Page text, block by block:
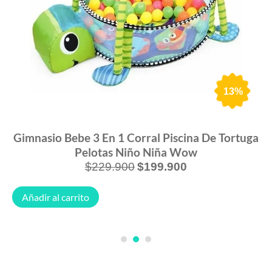
13%
Gimnasio Bebe 3 En 1 Corral Piscina De Tortuga
Pelotas Niño Niña Wow
$229.900$199.900
Añadir al carrito